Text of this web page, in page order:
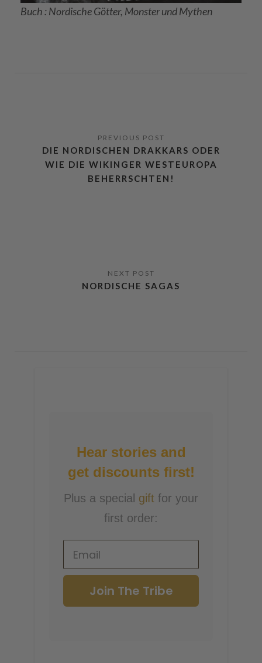
Buch : Nordische Götter, Monster und Mythen
DIE NORDISCHEN DRAKKARS ODER
WIE DIE WIKINGER WESTEUROPA
BEHERRSCHTEN!
NORDISCHE SAGAS
Hear stories and
get discounts first!
Plus a special gift for your
first order:
Join The Tribe